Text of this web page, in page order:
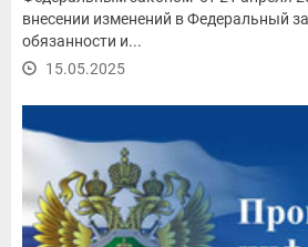
внесении изменений в Федеральный
обязанности и...
15.05.2025